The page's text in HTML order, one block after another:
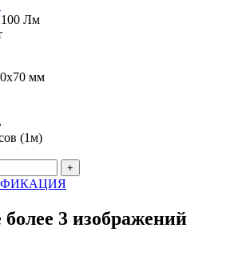
100 Лм
мм
(1м)
+
3 изображений